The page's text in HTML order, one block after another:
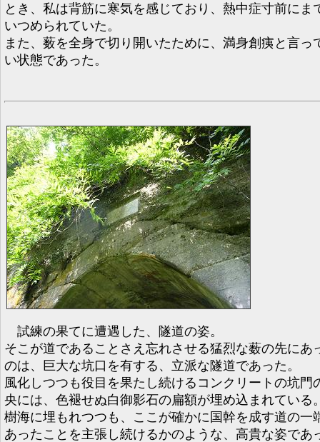
とき、私は背筋に寒気を感じており、熱中症寸前にま
いつめられていた。
また、薮を全身で切り開いたために、満身創痍と言っ
い状態であった。
試練の果てに遭遇した、隧道の姿。
そこが道であることさえ忘れさせる猛烈な薮の先にあ
のは、巨大な坑口を有する、立派な隧道であった。
風化しつつも役目を果たし続けるコンクリートの坑門
央には、色褪せぬ白御影石の扁額が埋め込まれている
樹海に埋もれつつも、ここが確かに国幹を成す道の一
あったことを主張し続けるかのような、高貴な姿であ